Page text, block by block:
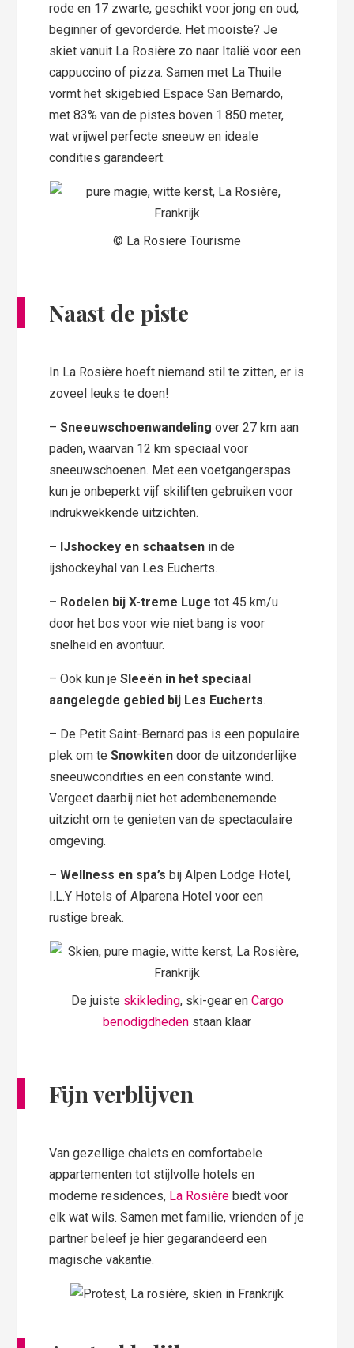
rode en 17 zwarte, geschikt voor jong en oud,
beginner of gevorderde. Het mooiste? Je
skiet vanuit La Rosière zo naar Italië voor een
cappuccino of pizza. Samen met La Thuile
vormt het skigebied Espace San Bernardo,
met 83% van de pistes boven 1.850 meter,
wat vrijwel perfecte sneeuw en ideale
condities garandeert.
© La Rosiere Tourisme
Naast de piste
In La Rosière hoeft niemand stil te zitten, er is
zoveel leuks te doen!
–Sneeuwschoenwandeling over 27 km aan
paden, waarvan 12 km speciaal voor
sneeuwschoenen. Met een voetgangerspas
kun je onbeperkt vijf skiliften gebruiken voor
indrukwekkende uitzichten.
– IJshockey en schaatsen in de
ijshockeyhal van Les Eucherts.
– Rodelen bij X-treme Luge tot 45 km/u
door het bos voor wie niet bang is voor
snelheid en avontuur.
– Ook kun jeSleeën in het speciaal
aangelegde gebied bij Les Eucherts.
– De Petit Saint-Bernard pas is een populaire
plek om teSnowkiten door de uitzonderlijke
sneeuwcondities en een constante wind.
Vergeet daarbij niet het adembenemende
uitzicht om te genieten van de spectaculaire
omgeving.
– Wellness en spa’s bij Alpen Lodge Hotel,
I.L.Y Hotels of Alparena Hotel voor een
rustige break.
De juiste skikleding, ski-gear en Cargo
benodigdheden staan klaar
Fijn verblijven
Van gezellige chalets en comfortabele
appartementen tot stijlvolle hotels en
moderne residences, La Rosière biedt voor
elk wat wils. Samen met familie, vrienden of je
partner beleef je hier gegarandeerd een
magische vakantie.